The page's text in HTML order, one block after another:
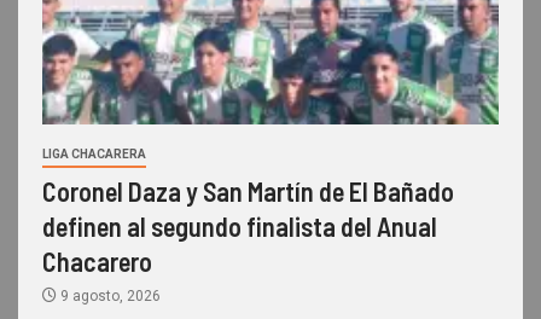
LIGA CHACARERA
Coronel Daza y San Martín de El Bañado
definen al segundo finalista del Anual
Chacarero
9 agosto, 2026